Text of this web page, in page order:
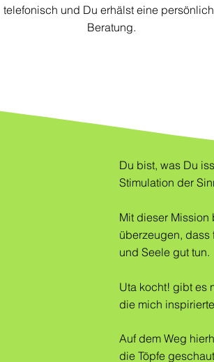
telefonisch und Du erhälst eine
Beratung.
Du bist, was Du
Stimulation der
Mit dieser
überzeugen, dass
und Seele gut tun.
Uta kocht! gibt es
die mich
Auf dem Weg
die Töpfe